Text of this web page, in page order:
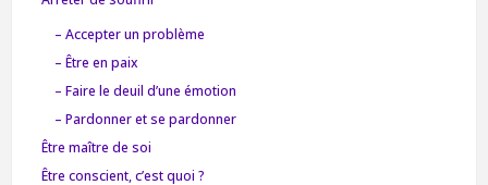
– Accepter un problème
– Être en paix
– Faire le deuil d’une émotion
– Pardonner et se pardonner
Être maître de soi
Être conscient, c’est quoi ?